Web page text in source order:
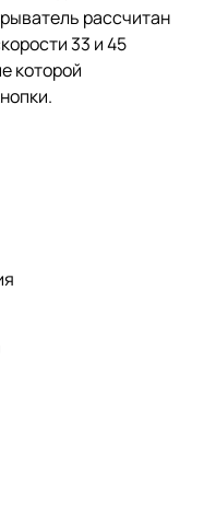
рассчитан
33 и 45
которой